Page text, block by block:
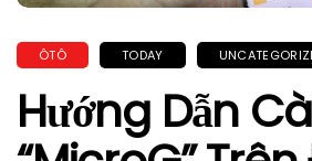
ÔTÔ TODAY
Hướng Dẫn